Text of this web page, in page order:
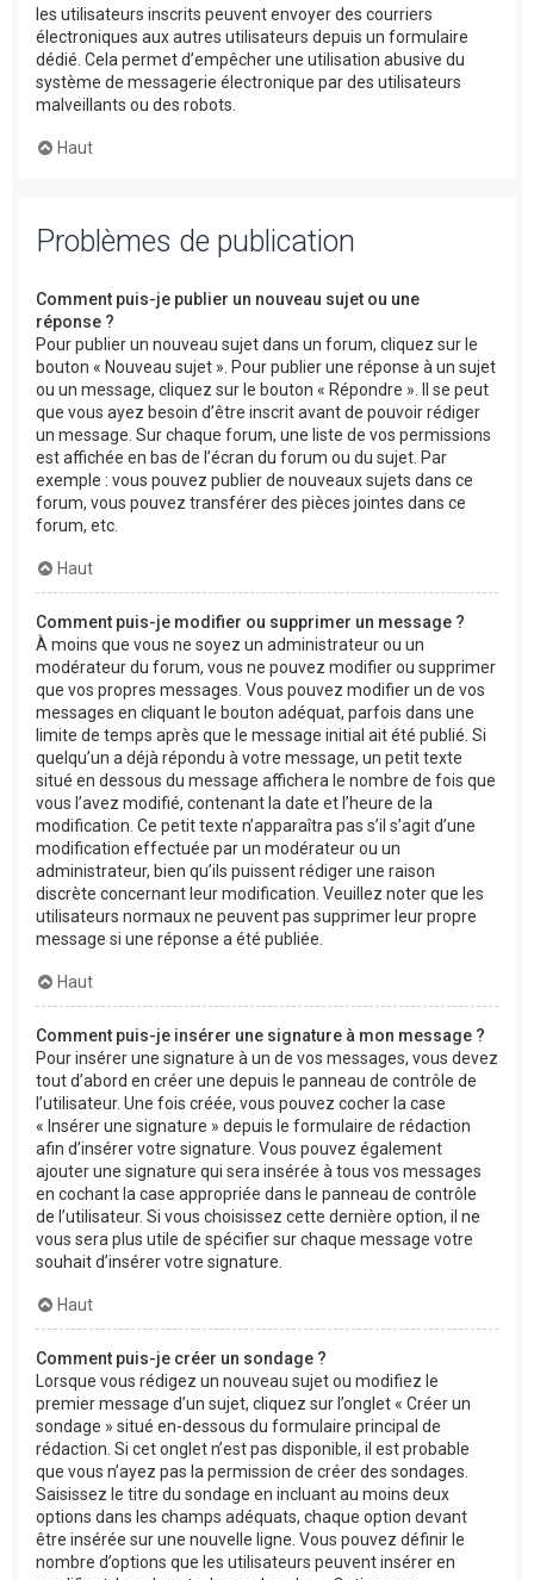
les utilisateurs inscrits peuvent envoyer des courriers
électroniques aux autres utilisateurs depuis un formulaire
dédié. Cela permet d’empêcher une utilisation abusive du
système de messagerie électronique par des utilisateurs
malveillants ou des robots.
Haut
Problèmes de publication
Comment puis-je publier un nouveau sujet ou une
réponse ?
Pour publier un nouveau sujet dans un forum, cliquez sur le
bouton « Nouveau sujet ». Pour publier une réponse à un sujet
ou un message, cliquez sur le bouton « Répondre ». Il se peut
que vous ayez besoin d’être inscrit avant de pouvoir rédiger
un message. Sur chaque forum, une liste de vos permissions
est affichée en bas de l’écran du forum ou du sujet. Par
exemple : vous pouvez publier de nouveaux sujets dans ce
forum, vous pouvez transférer des pièces jointes dans ce
forum, etc.
Haut
Comment puis-je modifier ou supprimer un message ?
À moins que vous ne soyez un administrateur ou un
modérateur du forum, vous ne pouvez modifier ou supprimer
que vos propres messages. Vous pouvez modifier un de vos
messages en cliquant le bouton adéquat, parfois dans une
limite de temps après que le message initial ait été publié. Si
quelqu’un a déjà répondu à votre message, un petit texte
situé en dessous du message affichera le nombre de fois que
vous l’avez modifié, contenant la date et l’heure de la
modification. Ce petit texte n’apparaîtra pas s’il s’agit d’une
modification effectuée par un modérateur ou un
administrateur, bien qu’ils puissent rédiger une raison
discrète concernant leur modification. Veuillez noter que les
utilisateurs normaux ne peuvent pas supprimer leur propre
message si une réponse a été publiée.
Haut
Comment puis-je insérer une signature à mon message ?
Pour insérer une signature à un de vos messages, vous devez
tout d’abord en créer une depuis le panneau de contrôle de
l’utilisateur. Une fois créée, vous pouvez cocher la case
« Insérer une signature » depuis le formulaire de rédaction
afin d’insérer votre signature. Vous pouvez également
ajouter une signature qui sera insérée à tous vos messages
en cochant la case appropriée dans le panneau de contrôle
de l’utilisateur. Si vous choisissez cette dernière option, il ne
vous sera plus utile de spécifier sur chaque message votre
souhait d’insérer votre signature.
Haut
Comment puis-je créer un sondage ?
Lorsque vous rédigez un nouveau sujet ou modifiez le
premier message d’un sujet, cliquez sur l’onglet « Créer un
sondage » situé en-dessous du formulaire principal de
rédaction. Si cet onglet n’est pas disponible, il est probable
que vous n’ayez pas la permission de créer des sondages.
Saisissez le titre du sondage en incluant au moins deux
options dans les champs adéquats, chaque option devant
être insérée sur une nouvelle ligne. Vous pouvez définir le
nombre d’options que les utilisateurs peuvent insérer en